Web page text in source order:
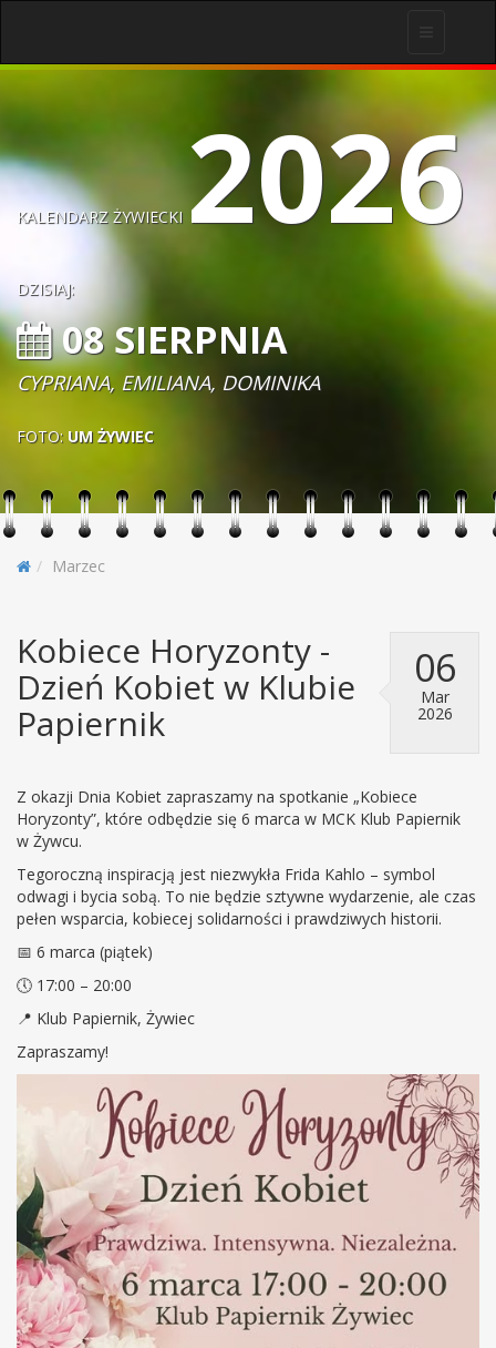
KALENDARZ ŻYWIECKI 2026
DZISIAJ:
08 SIERPNIA
CYPRIANA, EMILIANA, DOMINIKA
FOTO: UM ŻYWIEC
Marzec
06
Mar
2026
Kobiece Horyzonty -
Dzień Kobiet w Klubie
Papiernik
Z okazji Dnia Kobiet zapraszamy na spotkanie „Kobiece
Horyzonty”, które odbędzie się 6 marca w MCK Klub Papiernik
w Żywcu.
Tegoroczną inspiracją jest niezwykła Frida Kahlo – symbol
odwagi i bycia sobą. To nie będzie sztywne wydarzenie, ale czas
pełen wsparcia, kobiecej solidarności i prawdziwych historii.
📅 6 marca (piątek)
🕔 17:00 – 20:00
📍 Klub Papiernik, Żywiec
Zapraszamy!